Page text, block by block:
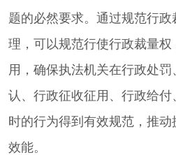
题的必然要求。通过规范行
理，可以规范行使行政裁量
用，确保执法机关在行政处
认、行政征收征用、行政给
时的行为得到有效规范，推
效能。